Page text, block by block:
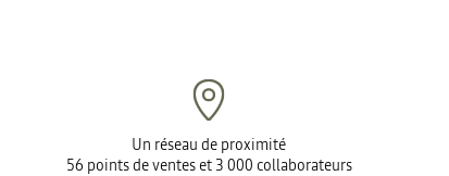
Un réseau de proximité
56 points de ventes et 3 000 collaborateurs